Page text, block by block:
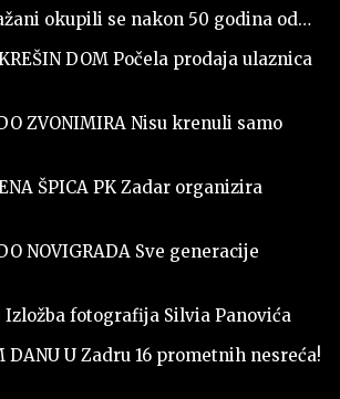
okupili se nakon 50 godina od…
DOM Počela prodaja ulaznica
ZVONIMIRA Nisu krenuli samo
ŠPICA PK Zadar organizira
NOVIGRADA Sve generacije
Izložba fotografija Silvia Panovića
DANU U Zadru 16 prometnih nesreća!